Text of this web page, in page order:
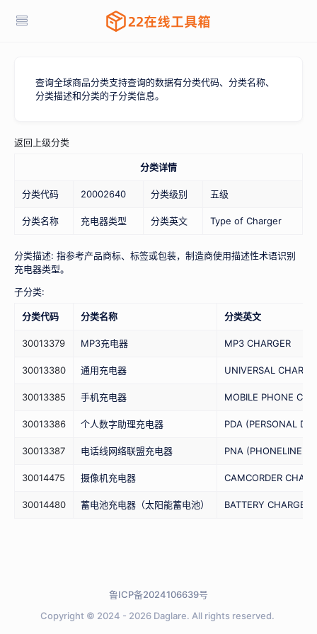
查询全球商品分类支持查询的数据有分类代码、分类名称、
分类描述和分类的子分类信息。
返回上级分类
分类详情
分类代码 20002640 分类级别 五级
分类名称 充电器类型 分类英文 Type of Charger
分类描述: 指参考产品商标、标签或包装，制造商使用描述性术语识别
充电器类型。
子分类:
分类代码 分类名称 分类英文
30013379 MP3充电器 MP3 CHARGER
30013380 通用充电器 UNIVERSAL
30013385 手机充电器 MOBILE PHONE
30013386 个人数字助理充电器 PDA (PERSONAL
30013387 电话线网络联盟充电器 PNA (PHONELINE
30014475 摄像机充电器 CAMCORDER
30014480 蓄电池充电器（太阳能蓄电池） BATTERY CHARGER
Copyright © 2024 - 2026 Daglare. All rights reserved.
鲁ICP备2024106639号